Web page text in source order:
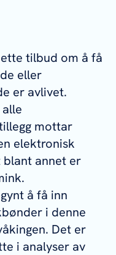
tilbud om å få
eller
er avlivet.
mottar
elektronisk
annet er
å få inn
i denne
Det er
i analyser av